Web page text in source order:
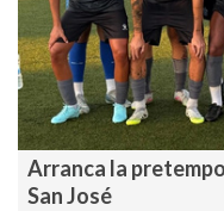
Arranca la
San José